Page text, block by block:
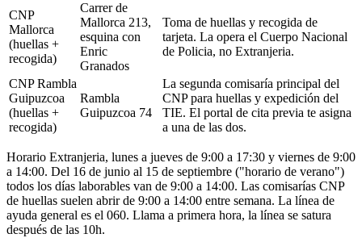
CNP
Mallorca
(huellas +
recogida)
Carrer de
Mallorca 213,
esquina con
Enric
Granados
Toma de huellas y recogida de
tarjeta. La opera el Cuerpo Nacional
de Policia, no Extranjeria.
CNP Rambla
Guipuzcoa
(huellas +
recogida)
Rambla
Guipuzcoa 74
La segunda comisaría principal del
CNP para huellas y expedición del
TIE. El portal de cita previa te asigna
a una de las dos.
Horario Extranjeria, lunes a jueves de 9:00 a 17:30 y viernes de 9:00
a 14:00. Del 16 de junio al 15 de septiembre ("horario de verano")
todos los días laborables van de 9:00 a 14:00. Las comisarías CNP
de huellas suelen abrir de 9:00 a 14:00 entre semana. La línea de
ayuda general es el 060. Llama a primera hora, la línea se satura
después de las 10h.